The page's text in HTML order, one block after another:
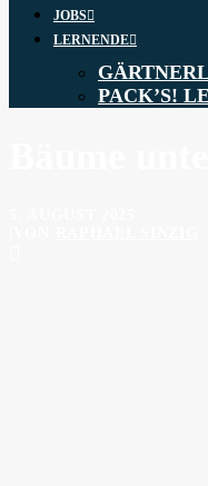
JOBS
LERNENDE
PACK’S!